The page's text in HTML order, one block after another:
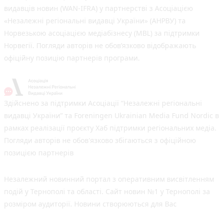
видавців новин (WAN-IFRA) у партнерстві з Асоціацією
«Незалежні регіональні видавці України» (АНРВУ) та
Норвезькою асоціацією медіабізнесу (MBL) за підтримки
Норвегії. Погляди авторів не обов’язково відображають
офіційну позицію партнерів програми.
Здійснено за підтримки Асоціації “Незалежні регіональні
видавці України” та Foreningen Ukrainian Media Fund Nordic в
рамках реалізації проєкту Хаб підтримки регіональних медіа.
Погляди авторів не обов'язково збігаються з офіційною
позицією партнерів
Незалежний новинний портал з оперативним висвітленням
подій у Тернополі та області. Сайт новин №1 у Тернополі за
розміром аудиторії. Новини створюються для Вас